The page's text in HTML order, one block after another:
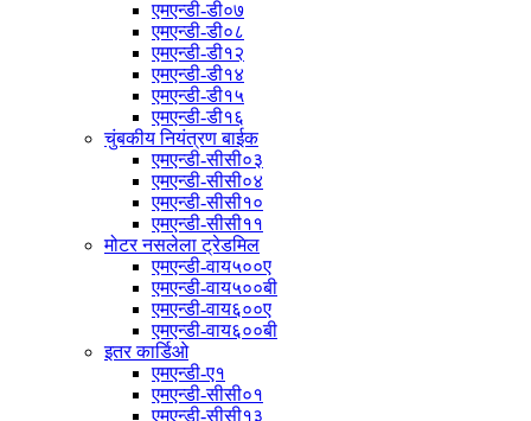
एमएन्डी-डी०७
एमएन्डी-डी०८
एमएन्डी-डी१२
एमएन्डी-डी१४
एमएन्डी-डी१५
एमएन्डी-डी१६
चुंबकीय नियंत्रण बाईक
एमएन्डी-सीसी०३
एमएन्डी-सीसी०४
एमएन्डी-सीसी१०
एमएन्डी-सीसी११
मोटर नसलेला ट्रेडमिल
एमएन्डी-वाय५००ए
एमएन्डी-वाय५००बी
एमएन्डी-वाय६००ए
एमएन्डी-वाय६००बी
इतर कार्डिओ
एमएन्डी-ए१
एमएन्डी-सीसी०१
एमएन्डी-सीसी१३